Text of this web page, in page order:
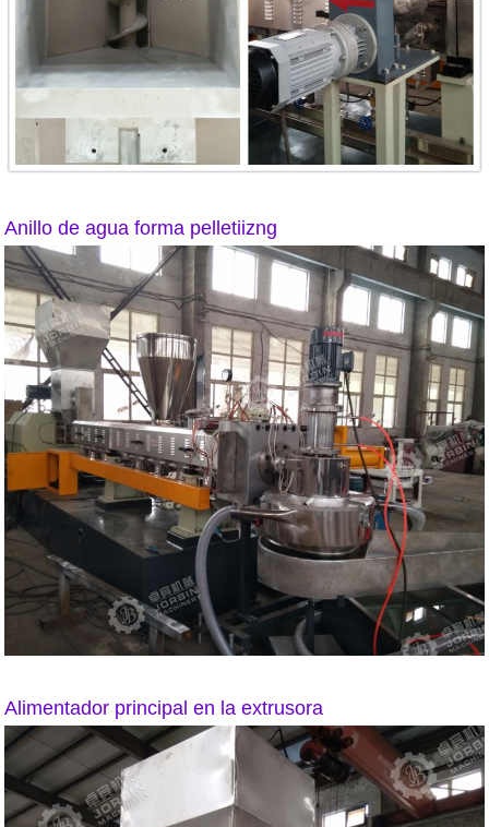
Anillo de agua forma pelletiizng
Alimentador principal en la extrusora